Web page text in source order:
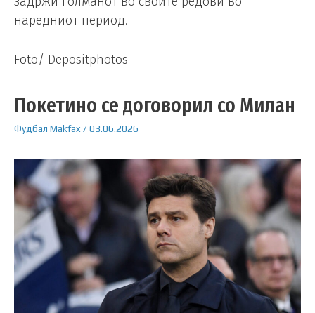
наредниот период.
Foto/ Depositphotos
Покетино се договорил со Милан
Фудбал Makfax /03.06.2026